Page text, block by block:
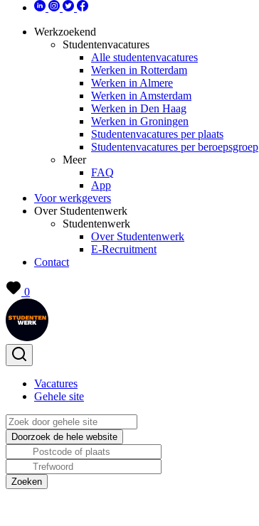
Werkzoekend
Studentenvacatures
Alle studentenvacatures
Werken in Rotterdam
Werken in Almere
Werken in Amsterdam
Werken in Den Haag
Werken in Groningen
Studentenvacatures per plaats
Studentenvacatures per beroepsgroep
Meer
FAQ
App
Voor werkgevers
Over Studentenwerk
Studentenwerk
Over Studentenwerk
E-Recruitment
Contact
0
Vacatures
Gehele site